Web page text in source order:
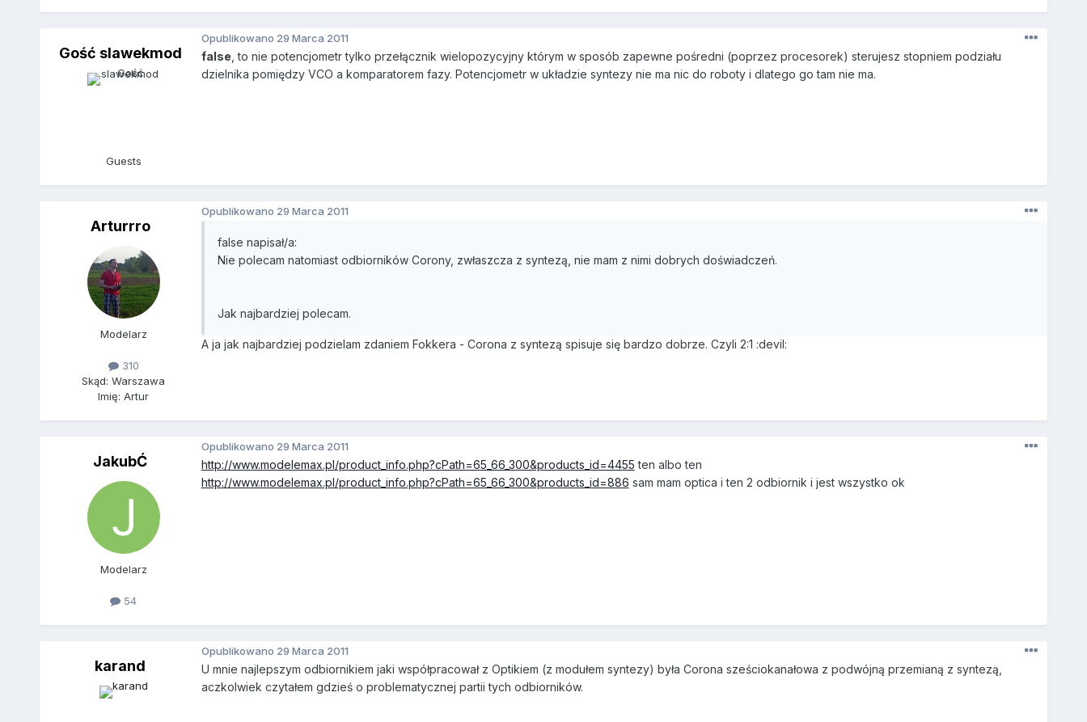
Gość slawekmod
Guests
Opublikowano 29 Marca 2011
false , to nie potencjometr tylko przełącznik wielopozycyjny którym w sposób zapewne pośredni (poprzez procesorek) sterujesz stopniem podziału
dzielnika pomiędzy VCO a komparatorem fazy. Potencjometr w układzie syntezy nie ma nic do roboty i dlatego go tam nie ma.
Arturrro
Modelarz
310
Skąd: Warszawa
Imię: Artur
Opublikowano 29 Marca 2011
false napisał/a:
Nie polecam natomiast odbiorników Corony, zwłaszcza z syntezą, nie mam z nimi dobrych doświadczeń.
Jak najbardziej polecam.
A ja jak najbardziej podzielam zdaniem Fokkera - Corona z syntezą spisuje się bardzo dobrze. Czyli 2:1 :devil:
JakubĆ
Modelarz
54
Opublikowano 29 Marca 2011
http://www.modelemax.pl/product_info.php?cPath=65_66_300&products_id=4455 ten albo ten
http://www.modelemax.pl/product_info.php?cPath=65_66_300&products_id=886 sam mam optica i ten 2 odbiornik i jest wszystko ok
karand
Opublikowano 29 Marca 2011
U mnie najlepszym odbiornikiem jaki współpracował z Optikiem (z modułem syntezy) była Corona sześciokanałowa z podwójną przemianą z syntezą,
aczkolwiek czytałem gdzieś o problematycznej partii tych odbiorników.